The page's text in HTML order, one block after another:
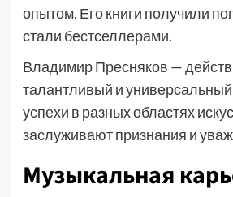
опытом. Его книги получили
стали бестселлерами.
Владимир Пресняков —
талантливый и универсальный
успехи в разных областях
заслуживают признания и
Музыкальная